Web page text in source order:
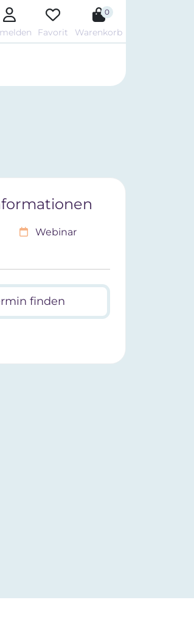
Favorit
0
Warenkorb
Webinar
finden